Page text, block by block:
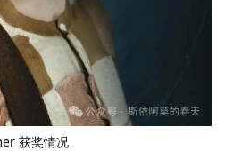
获奖情况